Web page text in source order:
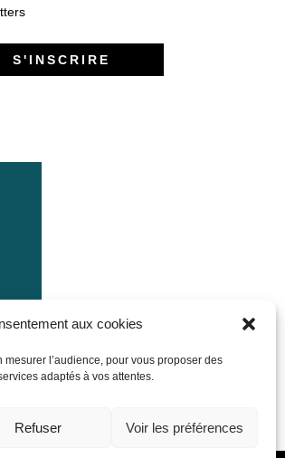
aux cookies
l’audience, pour vous proposer des
adaptés à vos attentes.
Refuser Voir les préférences